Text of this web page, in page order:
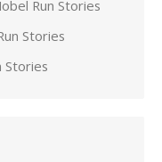
Run Stories
Stories
Stories